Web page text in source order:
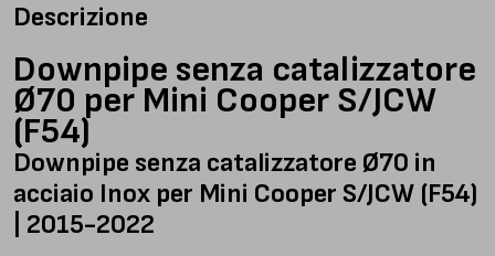
Descrizione
Downpipe senza catalizzatore
Ø70 per Mini Cooper S/JCW
(F54)
Downpipe senza catalizzatore Ø70 in
acciaio Inox per Mini Cooper S/JCW (F54)
| 2015-2022